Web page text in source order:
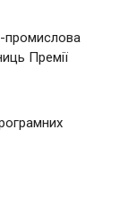
промислова
Премії